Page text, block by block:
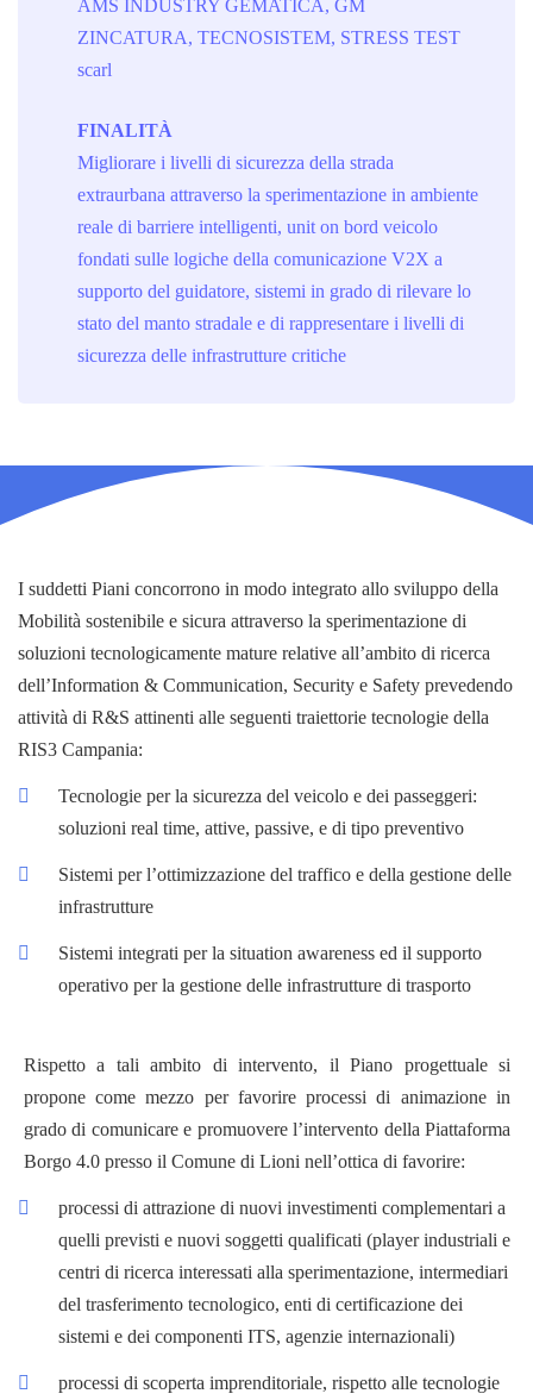
AMS INDUSTRY GEMATICA, GM
ZINCATURA, TECNOSISTEM, STRESS TEST
scarl
FINALITÀ
Migliorare i livelli di sicurezza della strada
extraurbana attraverso la sperimentazione in ambiente
reale di barriere intelligenti, unit on bord veicolo
fondati sulle logiche della comunicazione V2X a
supporto del guidatore, sistemi in grado di rilevare lo
stato del manto stradale e di rappresentare i livelli di
sicurezza delle infrastrutture critiche
I suddetti Piani concorrono in modo integrato allo sviluppo della
Mobilità sostenibile e sicura attraverso la sperimentazione di
soluzioni tecnologicamente mature relative all’ambito di ricerca
dell’Information & Communication, Security e Safety prevedendo
attività di R&S attinenti alle seguenti traiettorie tecnologie della
RIS3 Campania:
Tecnologie per la sicurezza del veicolo e dei passeggeri:
soluzioni real time, attive, passive, e di tipo preventivo
Sistemi per l’ottimizzazione del traffico e della gestione delle
infrastrutture
Sistemi integrati per la situation awareness ed il supporto
operativo per la gestione delle infrastrutture di trasporto
Rispetto a tali ambito di intervento, il Piano progettuale si
propone come mezzo per favorire processi di animazione in
grado di comunicare e promuovere l’intervento della Piattaforma
Borgo 4.0 presso il Comune di Lioni nell’ottica di favorire:
processi di attrazione di nuovi investimenti complementari a
quelli previsti e nuovi soggetti qualificati (player industriali e
centri di ricerca interessati alla sperimentazione, intermediari
del trasferimento tecnologico, enti di certificazione dei
sistemi e dei componenti ITS, agenzie internazionali)
processi di scoperta imprenditoriale, rispetto alle tecnologie